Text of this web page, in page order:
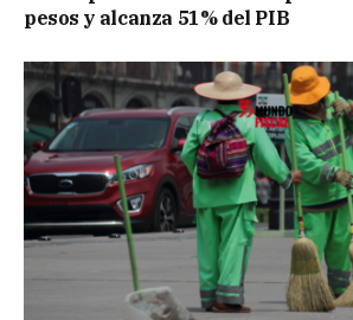
pesos y alcanza 51% del PIB